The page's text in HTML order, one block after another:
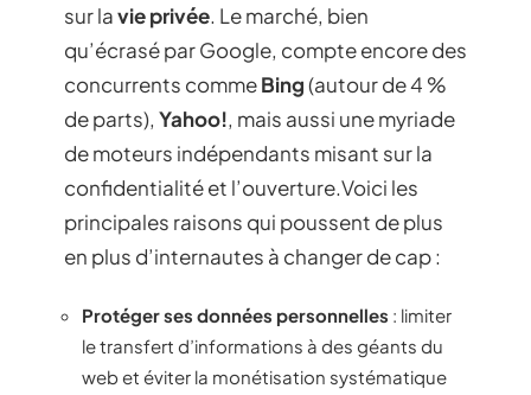
sur lavie privée. Le marché, bien
qu’écrasé par Google, compte encore des
concurrents commeBing(autour de 4 %
de parts), Yahoo!, mais aussi une myriade
de moteurs indépendants misant sur la
confidentialité et l’ouverture.Voici les
principales raisons qui poussent de plus
en plus d’internautes à changer de cap :
Protéger ses données personnelles : limiter
le transfert d’informations à des géants du
web et éviter la monétisation systématique